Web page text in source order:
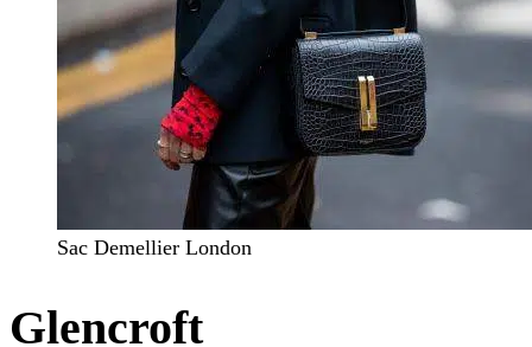
Sac Demellier London
Glencroft